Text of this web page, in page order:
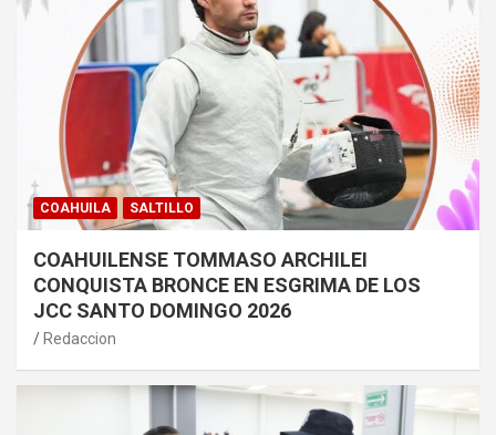
COAHUILA SALTILLO
COAHUILENSE TOMMASO ARCHILEI
CONQUISTA BRONCE EN ESGRIMA DE LOS
JCC SANTO DOMINGO 2026
Redaccion